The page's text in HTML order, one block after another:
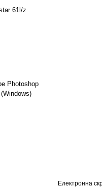
61l/z
Photoshop
Електронна